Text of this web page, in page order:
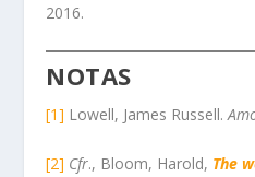
2016.
NOTAS
[1] Lowell, James Russell.
[2] Cfr., Bloom, Harold, The